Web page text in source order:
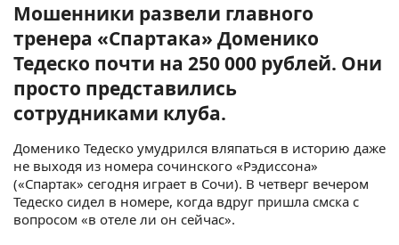
Мошенники развели главного
тренера «Спартака» Доменико
Тедеско почти на 250 000 рублей. Они
просто представились
сотрудниками клуба.
Доменико Тедеско умудрился вляпаться в историю даже
не выходя из номера сочинского «Рэдиссона»
(«Спартак» сегодня играет в Сочи). В четверг вечером
Тедеско сидел в номере, когда вдруг пришла смска с
вопросом «в отеле ли он сейчас».